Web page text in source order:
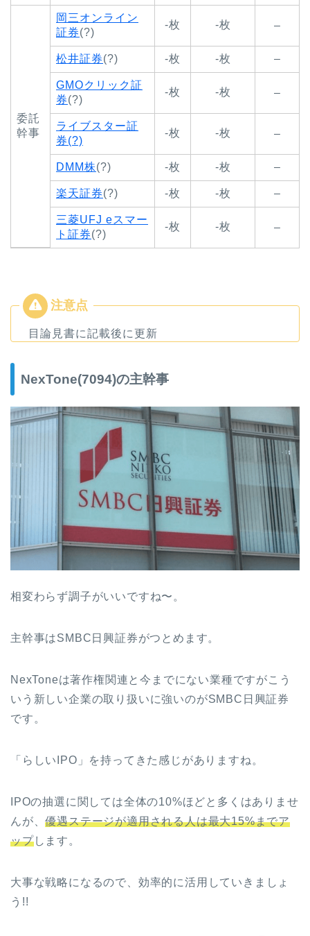
委託
幹事
岡三オンライン
証券(?)
-枚 -枚 –
松井証券(?) -枚 -枚 –
GMOクリック証
券(?)
-枚 -枚 –
ライブスター証
券(?)
-枚 -枚 –
DMM株(?) -枚 -枚 –
楽天証券(?) -枚 -枚 –
三菱UFJ eスマー
ト証券(?)
-枚 -枚 –
目論見書に記載後に更新
NexTone(7094)の主幹事
相変わらず調子がいいですね〜。
主幹事はSMBC日興証券がつとめます。
NexToneは著作権関連と今までにない業種ですがこう
いう新しい企業の取り扱いに強いのがSMBC日興証券
です。
「らしいIPO」を持ってきた感じがありますね。
IPOの抽選に関しては全体の10%ほどと多くはありませ
んが、優遇ステージが適用される人は最大15%までア
ップします。
大事な戦略になるので、効率的に活用していきましょ
う!!